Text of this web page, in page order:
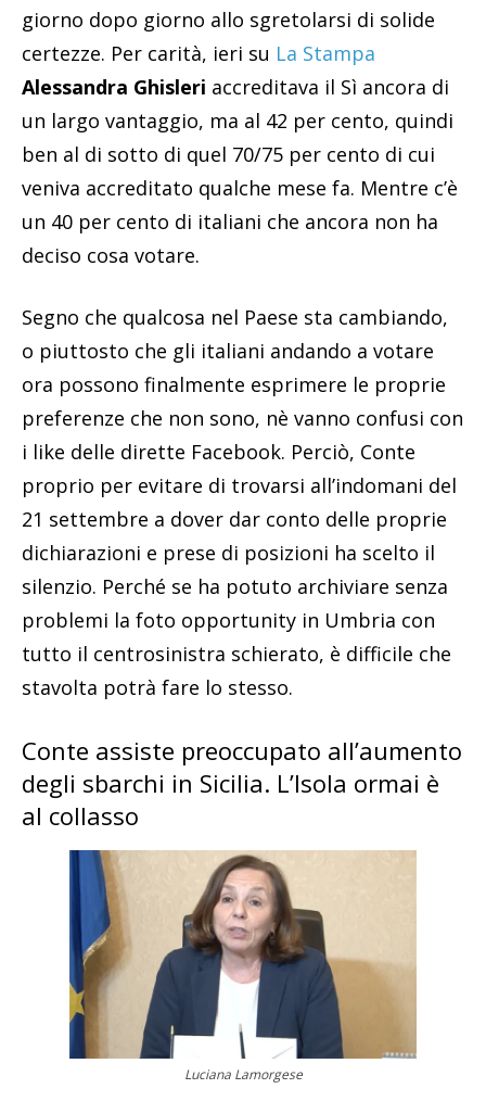
giorno dopo giorno allo sgretolarsi di solide
certezze. Per carità, ieri su La Stampa
Alessandra Ghisleri accreditava il Sì ancora di
un largo vantaggio, ma al 42 per cento, quindi
ben al di sotto di quel 70/75 per cento di cui
veniva accreditato qualche mese fa. Mentre c’è
un 40 per cento di italiani che ancora non ha
deciso cosa votare.
Segno che qualcosa nel Paese sta cambiando,
o piuttosto che gli italiani andando a votare
ora possono finalmente esprimere le proprie
preferenze che non sono, nè vanno confusi con
i like delle dirette Facebook. Perciò, Conte
proprio per evitare di trovarsi all’indomani del
21 settembre a dover dar conto delle proprie
dichiarazioni e prese di posizioni ha scelto il
silenzio. Perché se ha potuto archiviare senza
problemi la foto opportunity in Umbria con
tutto il centrosinistra schierato, è difficile che
stavolta potrà fare lo stesso.
Conte assiste preoccupato all’aumento
degli sbarchi in Sicilia. L’Isola ormai è
al collasso
Luciana Lamorgese